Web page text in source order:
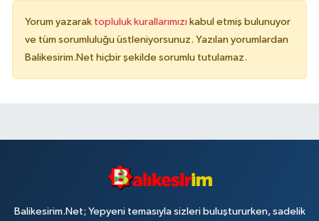
Yorum yazarak topluluk kurallarımızı kabul etmiş bulunuyor
ve tüm sorumluluğu üstleniyorsunuz. Yazılan yorumlardan
Balikesirim.Net hiçbir şekilde sorumlu tutulamaz.
Balikesirim.Net; Yepyeni temasıyla sizleri buluştururken, sadelik